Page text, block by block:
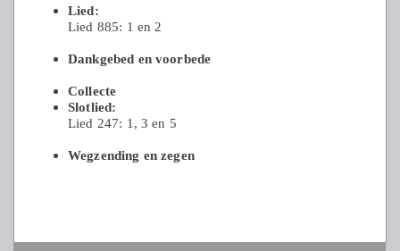
Lied:
Lied 885: 1 en 2
Dankgebed en voorbede
Collecte
Slotlied:
Lied 247: 1, 3 en 5
Wegzending en zegen